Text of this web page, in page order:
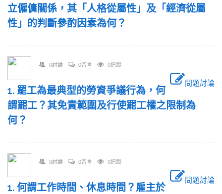
立僱傭關係，其「人格從屬性」及「經濟從屬
性」的判斷參酌因素為何？
0討論 0留言 0追蹤
問題討論
1. 罷工為最典型的勞資爭議行為，何
謂罷工？其免責範圍及行使罷工權之限制為
何？
0討論 0留言 0追蹤
問題討論
1. 何謂工作時間、休息時間？雇主於